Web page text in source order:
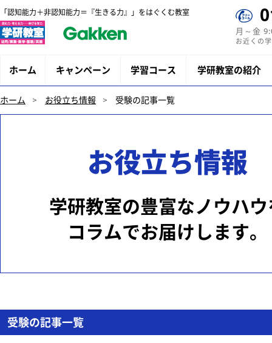
「認知能力＋非認知能力＝『生きる力』」をはぐくむ教室
月～金
お近くの
ホーム キャンペーン 学習コース 学研教室の紹介
ホーム お役立ち情報 受験の記事一覧
お役立ち情報
学研教室の豊富なノウハ
コラムでお届けします。
受験の記事一覧